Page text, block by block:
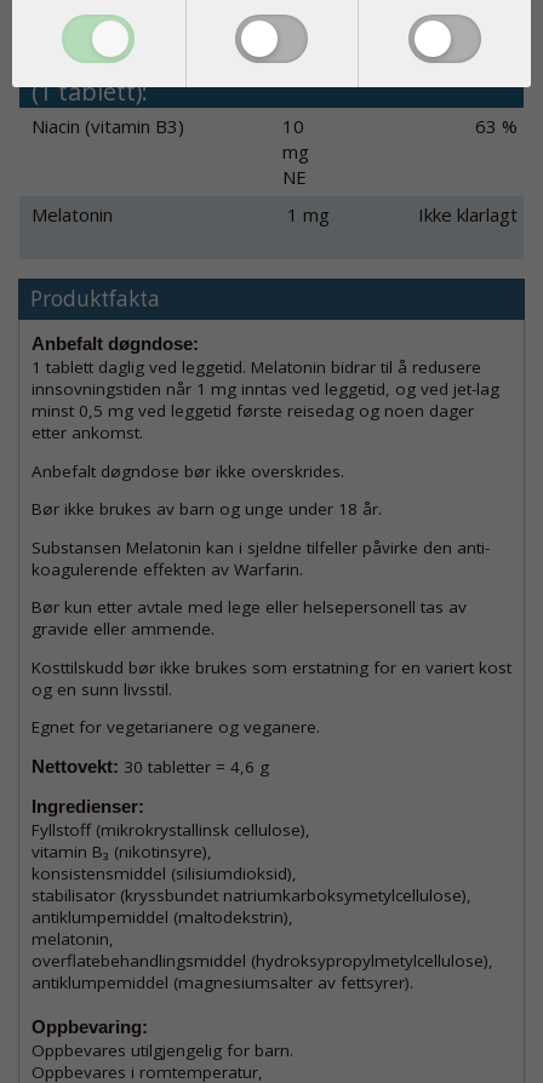
Innhold pr.
døgndose
(1 tablett):
referanseinntak
Niacin (vitamin B3)
10
mg
NE
63 %
Melatonin 1 mg Ikke klarlagt
Produktfakta
Anbefalt døgndose:
1 tablett daglig ved leggetid. Melatonin bidrar til å redusere
innsovningstiden når 1 mg inntas ved leggetid, og ved jet-lag
minst 0,5 mg ved leggetid første reisedag og noen dager
etter ankomst.
Anbefalt døgndose bør ikke overskrides.
Bør ikke brukes av barn og unge under 18 år.
Substansen Melatonin kan i sjeldne tilfeller påvirke den anti-
koagulerende effekten av Warfarin.
Bør kun etter avtale med lege eller helsepersonell tas av
gravide eller ammende.
Kosttilskudd bør ikke brukes som erstatning for en variert kost
og en sunn livsstil.
Egnet for vegetarianere og veganere.
Nettovekt: 30 tabletter = 4,6 g
Ingredienser:
Fyllstoff (mikrokrystallinsk cellulose),
vitamin B₃ (nikotinsyre),
konsistensmiddel (silisiumdioksid),
stabilisator (kryssbundet natriumkarboksymetylcellulose),
antiklumpemiddel (maltodekstrin),
melatonin,
overflatebehandlingsmiddel (hydroksypropylmetylcellulose),
antiklumpemiddel (magnesiumsalter av fettsyrer).
Oppbevaring:
Oppbevares utilgjengelig for barn.
Oppbevares i romtemperatur,